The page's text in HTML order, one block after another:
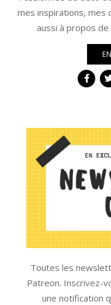
mes inspirations, mes
aussi à propos
Toutes les
Patreon. Inscrivez-
une notification